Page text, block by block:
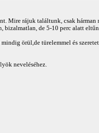
rájuk találtunk, csak hárman
de 5-10 perc alatt
örül,de türelemmel és
neveléséhez.